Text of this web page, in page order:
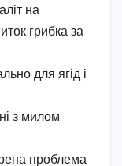
на
грибка за
для ягід і
з милом
проблема